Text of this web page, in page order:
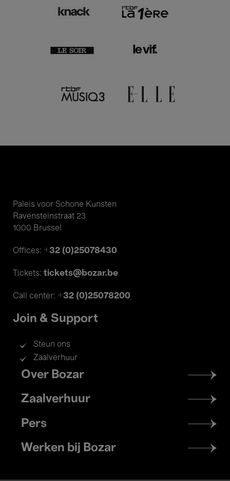
Paleis voor Schone Kunsten
Ravensteinstraat 23
1000 Brussel
Offices: +32 (0)25078430
Tickets: tickets@bozar.be
Call center: +32 (0)25078200
Join & Support
Steun ons
Zaalverhuur
Footer
menu
Over Bozar
Zaalverhuur
Pers
Werken bij Bozar